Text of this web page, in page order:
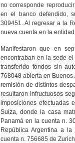
no corresponde
en el banco defendido,
309451. Al regresar a la
nueva cuenta en la
Manifestaron que en
encontraban en la sede
transferido fondos sin
768048 abierta en
remisión de distintos
resultaron infructuosos
imposiciones efectuadas
Suiza, donde la casa
Panamá en la cuenta n.
República Argentina a la
cuenta n. 756685 de